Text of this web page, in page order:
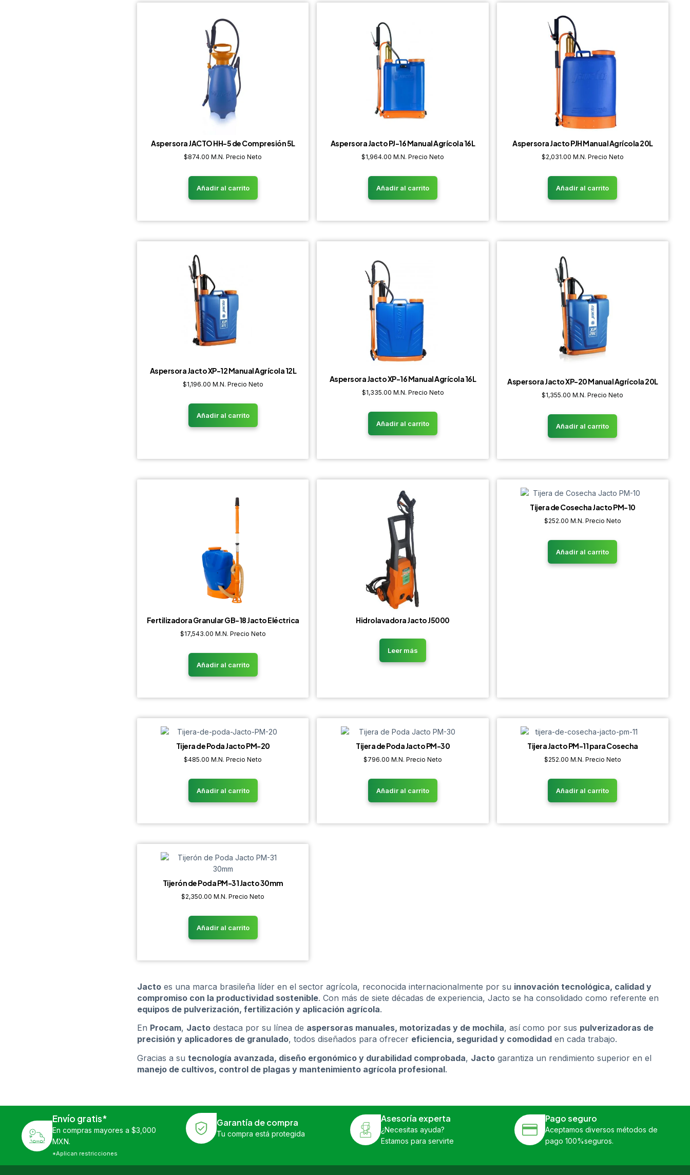
Aspersora JACTO HH-5 de Compresión 5L
$874.00 M.N. Precio Neto
Añadir al carrito
Aspersora Jacto PJ-16 Manual Agrícola 16L
$1,964.00 M.N. Precio Neto
Añadir al carrito
Aspersora Jacto PJH Manual Agrícola 20L
$2,031.00 M.N. Precio Neto
Añadir al carrito
Aspersora Jacto XP-12 Manual Agrícola 12L
$1,196.00 M.N. Precio Neto
Añadir al carrito
Aspersora Jacto XP-16 Manual Agrícola 16L
$1,335.00 M.N. Precio Neto
Añadir al carrito
Aspersora Jacto XP-20 Manual Agrícola 20L
$1,355.00 M.N. Precio Neto
Añadir al carrito
Fertilizadora Granular GB-18 Jacto Eléctrica
$17,543.00 M.N. Precio Neto
Añadir al carrito
Hidrolavadora Jacto J5000
Leer más
Tijera de Cosecha Jacto PM-10
$252.00 M.N. Precio Neto
Añadir al carrito
Tijera de Poda Jacto PM-20
$485.00 M.N. Precio Neto
Añadir al carrito
Tijera de Poda Jacto PM-30
$796.00 M.N. Precio Neto
Añadir al carrito
Tijera Jacto PM-11 para Cosecha
$252.00 M.N. Precio Neto
Añadir al carrito
Tijerón de Poda PM-31 Jacto 30mm
$2,350.00 M.N. Precio Neto
Añadir al carrito
Jacto es una marca brasileña líder en el sector agrícola, reconocida internacionalmente por su innovación tecnológica, calidad y
compromiso con la productividad sostenible. Con más de siete décadas de experiencia, Jacto se ha consolidado como referente en
equipos de pulverización, fertilización y aplicación agrícola.
En Procam, Jacto destaca por su línea de aspersoras manuales, motorizadas y de mochila, así como por sus pulverizadoras de
precisión y aplicadores de granulado, todos diseñados para ofrecer eficiencia, seguridad y comodidad en cada trabajo.
Gracias a sutecnología avanzada, diseño ergonómico y durabilidad comprobada, Jacto garantiza un rendimiento superior en el
manejo de cultivos, control de plagas y mantenimiento agrícola profesional.
Envío gratis*
En compras mayores a $3,000
MXN.
*Aplican restricciones
Garantía de compra
Tu compra está protegida
Asesoría experta
¿Necesitas ayuda?
Estamos para servirte
Pago seguro
Aceptamos diversos métodos de
pago 100%seguros.